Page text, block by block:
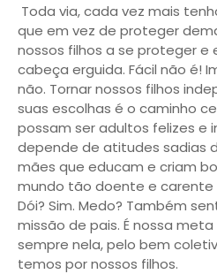
Toda via, cada vez mais
que em vez de proteger
nossos filhos a se proteger e
cabeça erguida. Fácil não é!
não. Tornar nossos filhos
suas escolhas é o caminho
possam ser adultos felizes e
depende de atitudes sadias
mães que educam e criam
mundo tão doente e carente
Dói? Sim. Medo? Também
missão de pais. É nossa
sempre nela, pelo bem
temos por nossos filhos.